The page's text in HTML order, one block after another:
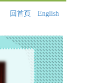
回首頁 English